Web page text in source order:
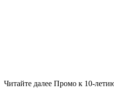
Читайте далее Промо к 10-